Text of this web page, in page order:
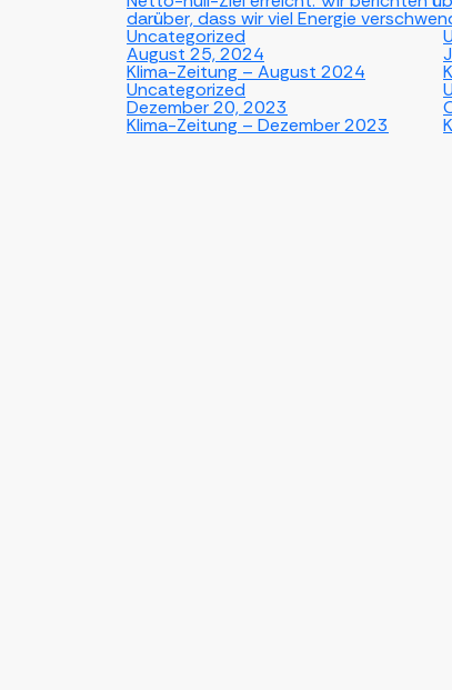
darüber, dass wir viel Energie
Uncategorized
August 25, 2024
Klima-Zeitung – August 2024
Uncategorized
Dezember 20, 2023
Klima-Zeitung – Dezember 2023